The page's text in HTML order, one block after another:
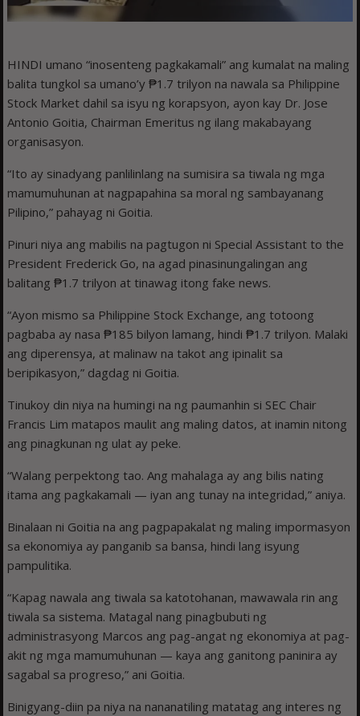
HINDI umano “inosenteng pagkakamali” ang kumalat na maling
balita tungkol sa umano’y ₱1.7 trilyon na nawala sa Philippine
Stock Market dahil sa isyu ng korapsyon, ayon kay Dr. Jose
Antonio Goitia, Chairman Emeritus ng ilang makabayang
organisasyon.
“Ito ay sinadyang panlilinlang na sumisira sa tiwala ng mga
mamumuhunan at nagpapahina sa moral ng sambayanang
Pilipino,” pahayag ni Goitia.
Pinuri niya ang mabilis na pagtugon ni Special Assistant to the
President Frederick Go, na agad pinasinungalingan ang
balitang ₱1.7 trilyon at tinawag itong fake news.
“Ayon mismo sa Philippine Stock Exchange, ang totoong
pagbaba ay nasa ₱185 bilyon lamang, hindi ₱1.7 trilyon. Malaki
ang diperensya, at malinaw na takot ang ipinalit sa
beripikasyon,” dagdag ni Goitia.
Tinukoy din niya na humingi na ng paumanhin si SEC Chair
Francis Lim matapos maulit ang maling datos, at inamin nitong
ang pinagkunan ng ulat ay peke.
“Walang perpektong tao. Ang mahalaga ay ang bilis nating
itama ang pagkakamali — iyan ang tunay na integridad,” aniya.
Binalaan ni Goitia na ang pagpapakalat ng maling impormasyon
sa ekonomiya ay panganib sa bansa, hindi lang isyung
pampulitika.
“Kapag nawala ang tiwala sa katotohanan, mawawala rin ang
tiwala sa sistema. Matagal nang pinagbubuti ng
administrasyong Marcos ang pag-angat ng ekonomiya at pag-
akit ng mga mamumuhunan — kaya ang ganitong paninira ay
sagabal sa progreso,” ani Goitia.
Binigyang-diin pa niya na nananatiling matatag ang interes ng